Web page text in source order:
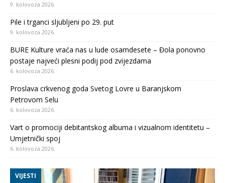
9. kolovoza 2026.
Pile i trganci sljubljeni po 29. put
9. kolovoza 2026.
BURE Kulture vraća nas u lude osamdesete – Đola ponovno
postaje najveći plesni podij pod zvijezdama
6. kolovoza 2026.
Proslava crkvenog goda Svetog Lovre u Baranjskom
Petrovom Selu
6. kolovoza 2026.
Vart o promociji debitantskog albuma i vizualnom identitetu –
Umjetnički spoj
6. kolovoza 2026.
VIJESTI